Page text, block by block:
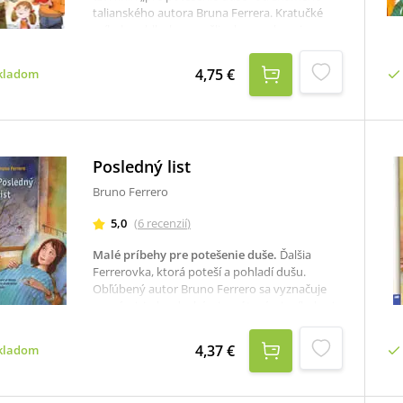
talianského autora Bruna Ferrera. Kratučké
povzbudia každú dušu a rozjasnia myseľ
človeka. Príbehy možno čítať pre osobnú
meditáciu, ale sú veľmi vhodné a nápomocné
aj pri katechézach v spoločenstve, či ako
4,75 €
Posledný list
Bruno Ferrero
5,0 (6 recenzií)
Malé príbehy pre potešenie duše. Ďalšia
Ferrerovka, ktorá poteší a pohladí dušu.
Obľúbený autor Bruno Ferrero sa vyznačuje
mnohokrát doznievajú ešte veľmi dlho. Iná nie
je ani kniha Posledný list, v ktorej nájdeme
opäť množstvo krásnych príbehov
4,37 €